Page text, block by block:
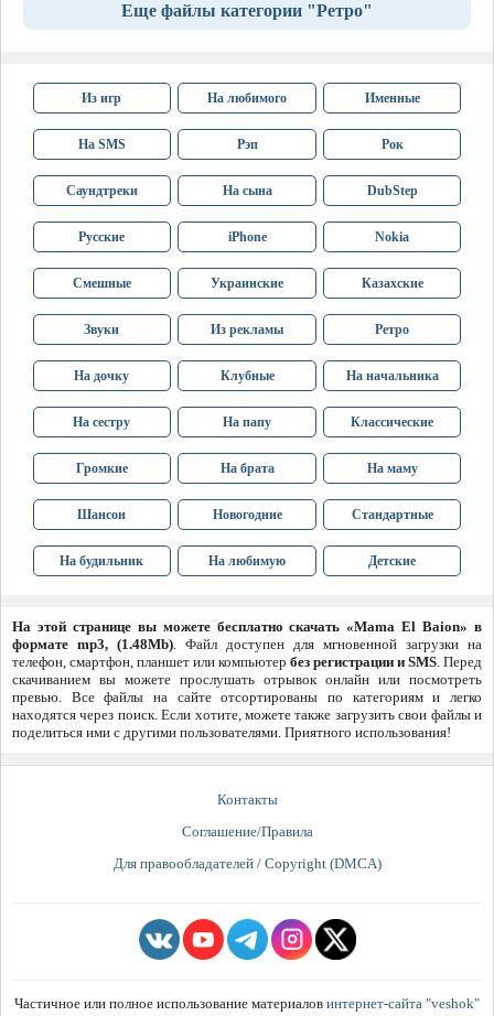
Еще файлы категории "Ретро"
Из игр На любимого Именные
На SMS Рэп Рок
Саундтреки На сына DubStep
Русские iPhone Nokia
Смешные Украинские Казахские
Звуки Из рекламы Ретро
На дочку Клубные На начальника
На сестру На папу Классические
Громкие На брата На маму
Шансон Новогодние Стандартные
На будильник На любимую Детские
На этой странице вы можете бесплатно скачать «Mama El Baion» в
формате mp3, (1.48Mb). Файл доступен для мгновенной загрузки на
телефон, смартфон, планшет или компьютер без регистрации и SMS. Перед
скачиванием вы можете прослушать отрывок онлайн или посмотреть
превью. Все файлы на сайте отсортированы по категориям и легко
находятся через поиск. Если хотите, можете также загрузить свои файлы и
поделиться ими с другими пользователями. Приятного использования!
Контакты
Соглашение/Правила
Для правообладателей / Copyright (DMCA)
Частичное или полное использование материалов интернет-сайта "veshok"